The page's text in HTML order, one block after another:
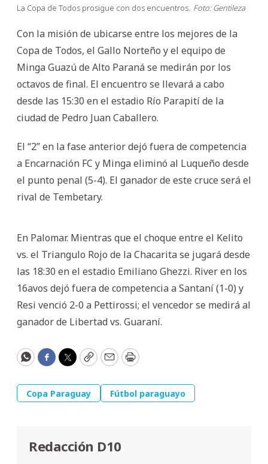
La Copa de Todos prosigue con dos encuentros. Foto: Gentileza
Con la misión de ubicarse entre los mejores de la
Copa de Todos, el Gallo Norteño y el equipo de
Minga Guazú de Alto Paraná se medirán por los
octavos de final. El encuentro se llevará a cabo
desde las 15:30 en el estadio Río Parapití de la
ciudad de Pedro Juan Caballero.
El “2” en la fase anterior dejó fuera de competencia
a Encarnación FC y Minga eliminó al Luqueño desde
el punto penal (5-4). El ganador de este cruce será el
rival de Tembetary.
En Palomar. Mientras que el choque entre el Kelito
vs. el Triangulo Rojo de la Chacarita se jugará desde
las 18:30 en el estadio Emiliano Ghezzi. River en los
16avos dejó fuera de competencia a Santaní (1-0) y
Resi venció 2-0 a Pettirossi; el vencedor se medirá al
ganador de Libertad vs. Guaraní.
WhatsApp
Facebook
Twitter
CopyEmailPrint
Copa Paraguay Fútbol paraguayo
Redacción D10